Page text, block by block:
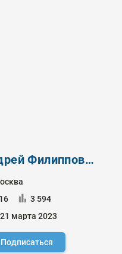
Андрей Филиппович
3 594
марта 2023